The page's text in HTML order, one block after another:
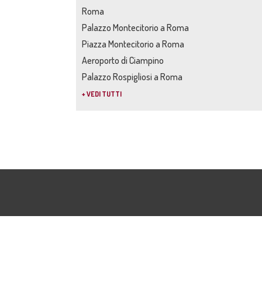
Roma
Palazzo Montecitorio a Roma
Piazza Montecitorio a Roma
Aeroporto di Ciampino
Palazzo Rospigliosi a Roma
+ VEDI TUTTI